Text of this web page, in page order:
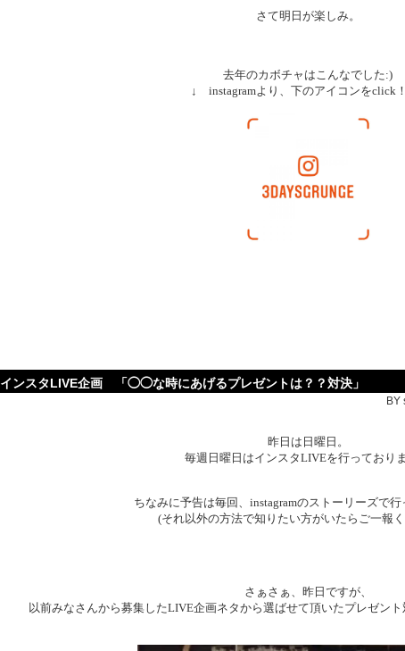
さて明日が楽しみ。
去年のカボチャはこんなでした:)
↓ instagramより、下のアイコンをclick
インスタLIVE企画 「◯◯な時にあげるプレゼントは？？対決」
BY
昨日は日曜日。
毎週日曜日はインスタLIVEを行っており
ちなみに予告は毎回、instagramのストーリーズで
(それ以外の方法で知りたい方がいたらご一報
さぁさぁ、昨日ですが、
以前みなさんから募集したLIVE企画ネタから選ばせて頂いたプレゼン